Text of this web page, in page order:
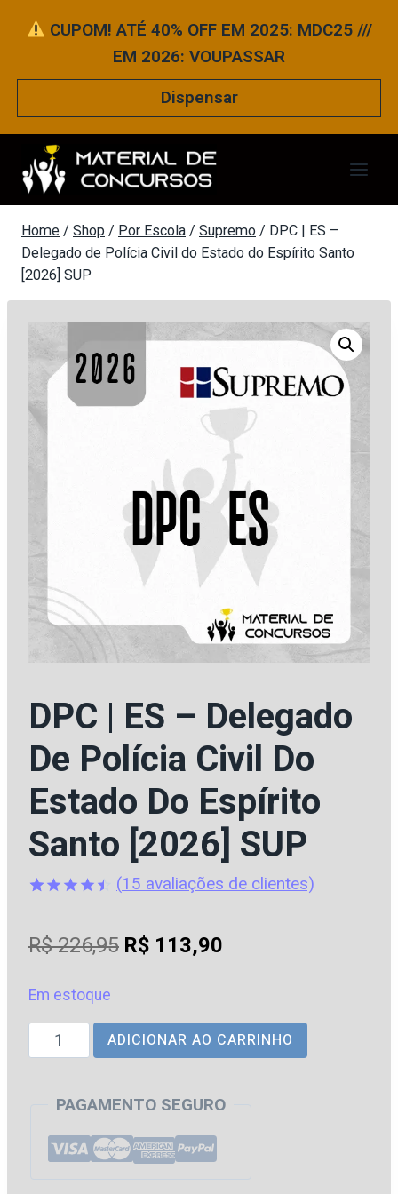
para
CUPOM! ATÉ 40% OFF EM 2025: MDC25 ///
EM 2026: VOUPASSAR
Dispensar
Home / Shop / Por Escola / Supremo / DPC | ES –
Delegado de Polícia Civil do Estado do Espírito Santo
[2026] SUP
DPC | ES – Delegado
De Polícia Civil Do
Estado Do Espírito
Santo [2026] SUP
4.47de
5, com
em
de clientes
(15 avaliações de clientes)
R$226,95 O
era:
R$ 113,90
é:
Em estoque
DPC
|
Delegado
ADICIONAR AO CARRINHO
PAGAMENTO SEGURO